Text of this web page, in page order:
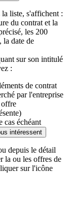
liste, s'affichent :
du contrat et la
les 200
la date de
sur son intitulé
:
de contrat
par l'entreprise
offre
cas échéant
intéressent
depuis le détail
la ou les offres de
sur l'icône